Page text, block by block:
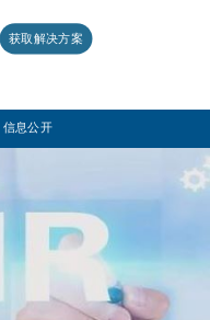
获取解决方案
信息公开